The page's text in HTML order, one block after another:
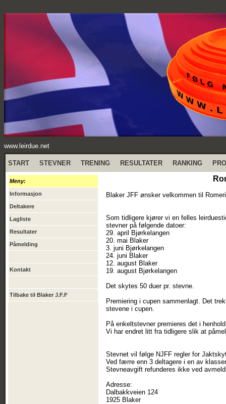
www.leirdue.net
START STEVNER TRENING RESULTATER RANKING
Meny:
Informasjon
Deltakere
Lagliste
Resultater
Påmelding
Kontakt
Tilbake til Blaker J.F.F
Blaker JFF ønsker velkommen til
Som tidligere kjører vi en felles
stevner på følgende datoer:
29. april Bjørkelangen
20. mai Blaker
3. juni Bjørkelangen
24. juni Blaker
12. august Blaker
19. august Bjørkelangen
Det skytes 50 duer pr. stevne.
Premiering i cupen sammenlagt. Det
stevene i cupen.
På enkeltstevner premieres det i
Vi har endret litt fra tidligere slik at
Stevnet vil følge NJFF regler for
Ved færre enn 3 deltagere i en av
Stevneavgift refunderes ikke ved
Adresse:
Dalbakkveien 124
1925 Blaker